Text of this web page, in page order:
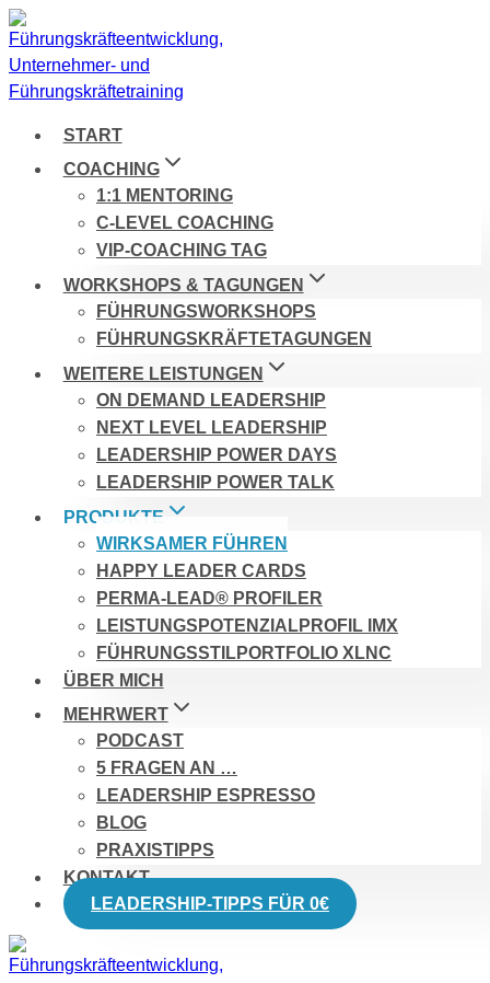
Zum
Inhalt
springen
START
COACHING
1:1 MENTORING
C-LEVEL COACHING
VIP-COACHING TAG
WORKSHOPS & TAGUNGEN
FÜHRUNGSWORKSHOPS
FÜHRUNGSKRÄFTETAGUNGEN
WEITERE LEISTUNGEN
ON DEMAND LEADERSHIP
NEXT LEVEL LEADERSHIP
LEADERSHIP POWER DAYS
LEADERSHIP POWER TALK
PRODUKTE
WIRKSAMER FÜHREN
HAPPY LEADER CARDS
PERMA-LEAD® PROFILER
LEISTUNGSPOTENZIALPROFIL IMX
FÜHRUNGSSTILPORTFOLIO XLNC
ÜBER MICH
MEHRWERT
PODCAST
5 FRAGEN AN …
LEADERSHIP ESPRESSO
BLOG
PRAXISTIPPS
KONTAKT
LEADERSHIP-TIPPS FÜR 0€